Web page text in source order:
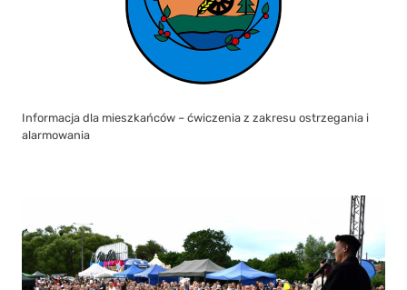
Informacja dla mieszkańców – ćwiczenia z zakresu ostrzegania i
alarmowania